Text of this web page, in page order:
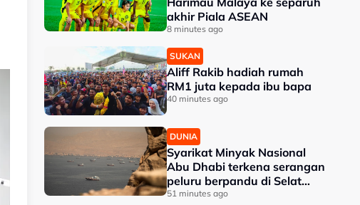
akhir Piala ASEAN
8 minutes ago
SUKAN
Aliff Rakib hadiah rumah
RM1 juta kepada ibu bapa
40 minutes ago
DUNIA
Syarikat Minyak Nasional
Abu Dhabi terkena serangan
peluru berpandu di Selat
Hormuz
51 minutes ago